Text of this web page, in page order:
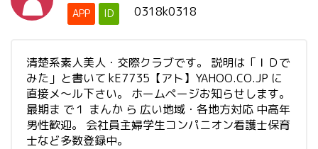
APP ID 0318k0318
清楚系素人美人・交際クラブです。 説明は「ＩＤで
みた」と書いて kE7735【アト】YAHOO.CO.JP に
直接メ～ル下さい。 ホームページお知らせします。
最期ま で１ まんか ら 広い地域・各地方対応 中高年
男性歓迎。 会社員主婦学生コンパニオン看護士保育
士など多数登録中。